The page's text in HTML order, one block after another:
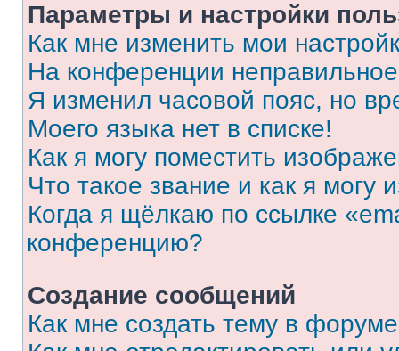
Параметры и настройки
Как мне изменить мои
На конференции
Я изменил часовой пояс, но
Моего языка нет в списке!
Как я могу поместить
Что такое звание и как я могу
Когда я щёлкаю по ссылке
конференцию?
Создание сообщений
Как мне создать тему в